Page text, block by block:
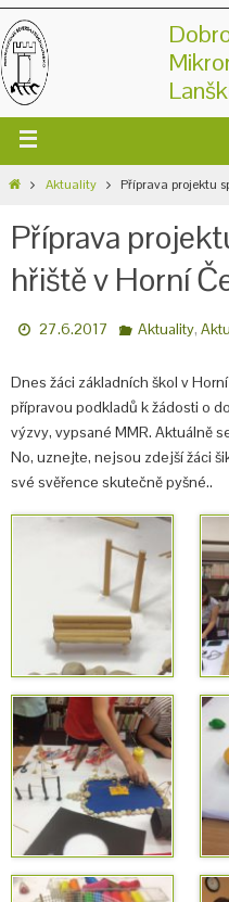
Aktuality Příprava projektu
Příprava
hřiště v Horní
27.6.2017 Aktuality,
Dnes žáci základních škol v
přípravou podkladů k žádosti o
výzvy, vypsané MMR. Aktuálně
No, uznejte, nejsou zdejší žáci
své svěřence skutečně pyšné..